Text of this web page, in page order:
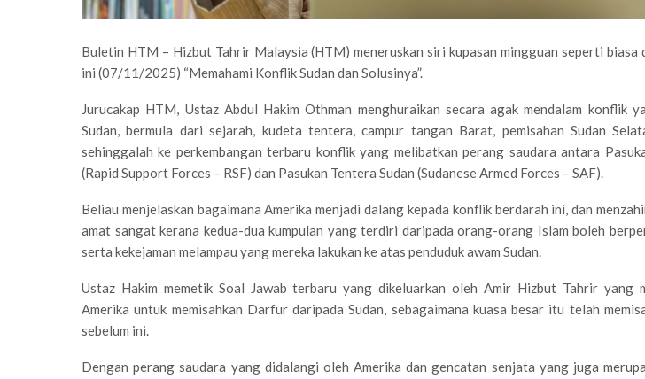
Buletin HTM – Hizbut Tahrir Malaysia (HTM) meneruskan siri kupasan mingguan seperti biasa
ini (07/11/2025) “Memahami Konflik Sudan dan Solusinya”.
Jurucakap HTM, Ustaz Abdul Hakim Othman menghuraikan secara agak mendalam konflik
Sudan, bermula dari sejarah, kudeta tentera, campur tangan Barat, pemisahan Sudan
sehinggalah ke perkembangan terbaru konflik yang melibatkan perang saudara antara
(Rapid Support Forces – RSF) dan Pasukan Tentera Sudan (Sudanese Armed Forces – SAF).
Beliau menjelaskan bagaimana Amerika menjadi dalang kepada konflik berdarah ini, dan
amat sangat kerana kedua-dua kumpulan yang terdiri daripada orang-orang Islam boleh
serta kekejaman melampau yang mereka lakukan ke atas penduduk awam Sudan.
Ustaz Hakim memetik Soal Jawab terbaru yang dikeluarkan oleh Amir Hizbut Tahrir yang
Amerika untuk memisahkan Darfur daripada Sudan, sebagaimana kuasa besar itu telah
sebelum ini.
Dengan perang saudara yang didalangi oleh Amerika dan gencatan senjata yang juga